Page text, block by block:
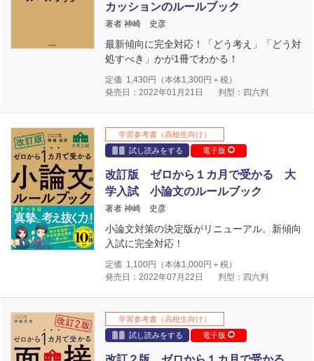
カッションのルールブック
著者 神崎 史彦
最新傾向に完全対応！「どう考え」「どう対
処すべき」かが1冊でわかる！
定価 1,430円（本体1,300円＋税）
発売日：2022年01月21日
判型：四六判
学習参考書（高校生向け）
試し読みをする
電子版
改訂版 ゼロから１カ月で受かる 大
学入試 小論文のルールブック
著者 神崎 史彦
小論文対策の決定版がリニューアル。新傾向
入試に完全対応！
定価 1,100円（本体1,000円＋税）
発売日：2022年07月22日
判型：四六判
学習参考書（高校生向け）
試し読みをする
電子版